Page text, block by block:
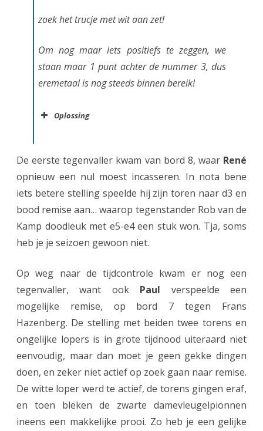
zoek het trucje met wit aan zet!
Om nog maar iets positiefs te zeggen, we
staan maar 1 punt achter de nummer 3, dus
eremetaal is nog steeds binnen bereik!
Oplossing
De eerste tegenvaller kwam van bord 8, waar René
opnieuw een nul moest incasseren. In nota bene
iets betere stelling speelde hij zijn toren naar d3 en
bood remise aan… waarop tegenstander Rob van de
Kamp doodleuk met e5-e4 een stuk won. Tja, soms
heb je je seizoen gewoon niet.
Op weg naar de tijdcontrole kwam er nog een
tegenvaller, want ook Paul verspeelde een
mogelijke remise, op bord 7 tegen Frans
Hazenberg. De stelling met beiden twee torens en
ongelijke lopers is in grote tijdnood uiteraard niet
eenvoudig, maar dan moet je geen gekke dingen
doen, en zeker niet actief op zoek gaan naar remise.
De witte loper werd te actief, de torens gingen eraf,
en toen bleken de zwarte damevleugelpionnen
ineens een makkelijke prooi. Zo heb je een gelijke